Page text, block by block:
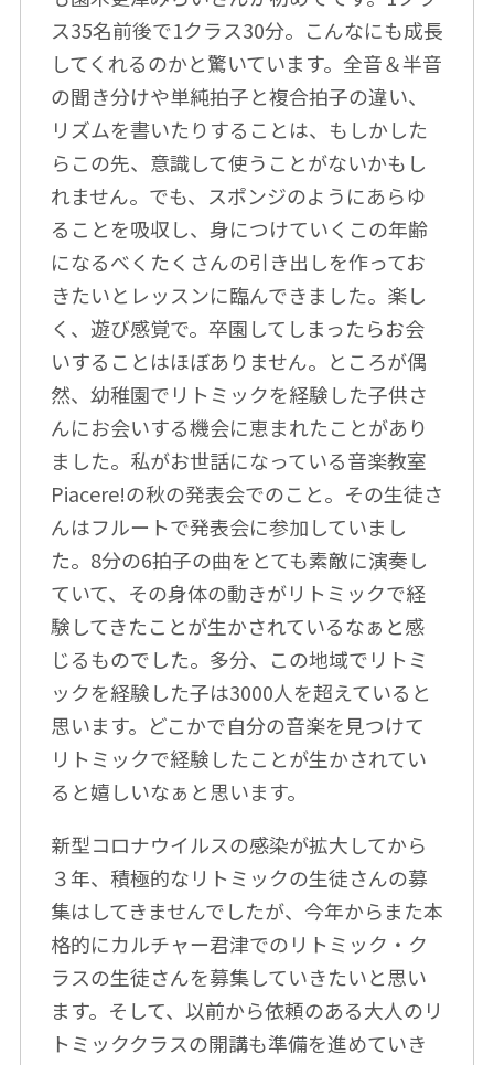
ス35名前後で1クラス30分。こんなにも成長
してくれるのかと驚いています。全音＆半音
の聞き分けや単純拍子と複合拍子の違い、
リズムを書いたりすることは、もしかした
らこの先、意識して使うことがないかもし
れません。でも、スポンジのようにあらゆ
ることを吸収し、身につけていくこの年齢
になるべくたくさんの引き出しを作ってお
きたいとレッスンに臨んできました。楽し
く、遊び感覚で。卒園してしまったらお会
いすることはほぼありません。ところが偶
然、幼稚園でリトミックを経験した子供さ
んにお会いする機会に恵まれたことがあり
ました。私がお世話になっている音楽教室
Piacere!の秋の発表会でのこと。その生徒さ
んはフルートで発表会に参加していまし
た。8分の6拍子の曲をとても素敵に演奏し
ていて、その身体の動きがリトミックで経
験してきたことが生かされているなぁと感
じるものでした。多分、この地域でリトミ
ックを経験した子は3000人を超えていると
思います。どこかで自分の音楽を見つけて
リトミックで経験したことが生かされてい
ると嬉しいなぁと思います。
新型コロナウイルスの感染が拡大してから
３年、積極的なリトミックの生徒さんの募
集はしてきませんでしたが、今年からまた本
格的にカルチャー君津でのリトミック・ク
ラスの生徒さんを募集していきたいと思い
ます。そして、以前から依頼のある大人のリ
トミッククラスの開講も準備を進めていき